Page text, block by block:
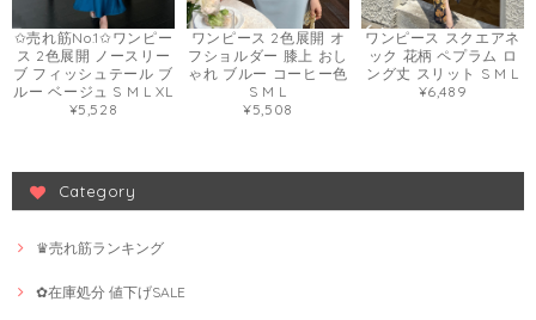
✩売れ筋No.1✩ワンピー
ス 2色展開 ノースリー
ブ フィッシュテール ブ
ルー ベージュ S M L XL
¥5,528
ワンピース 2色展開 オ
フショルダー 膝上 おし
ゃれ ブルー コーヒー色
S M L
¥5,508
ワンピース スクエアネ
ック 花柄 ペプラム ロ
ング丈 スリット S M L
¥6,489
Category
♛売れ筋ランキング
✿在庫処分 値下げSALE